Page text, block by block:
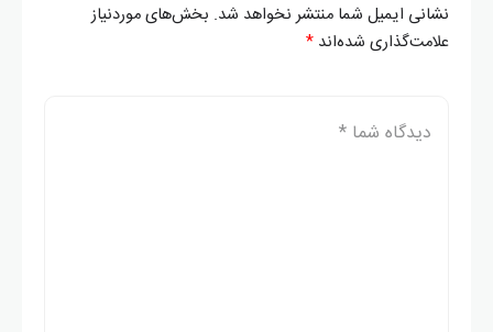
نشانی ایمیل شما منتشر نخواهد شد. بخش‌های موردنیاز
علامت‌گذاری شده‌اند *